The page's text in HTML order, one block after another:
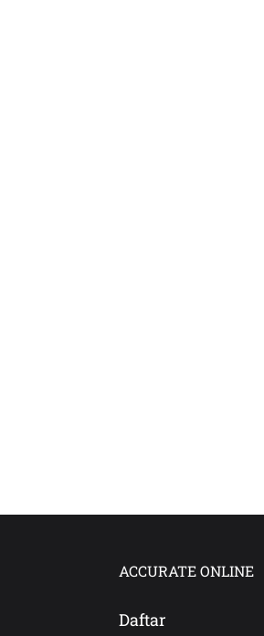
ACCURATE ONLINE
Daftar